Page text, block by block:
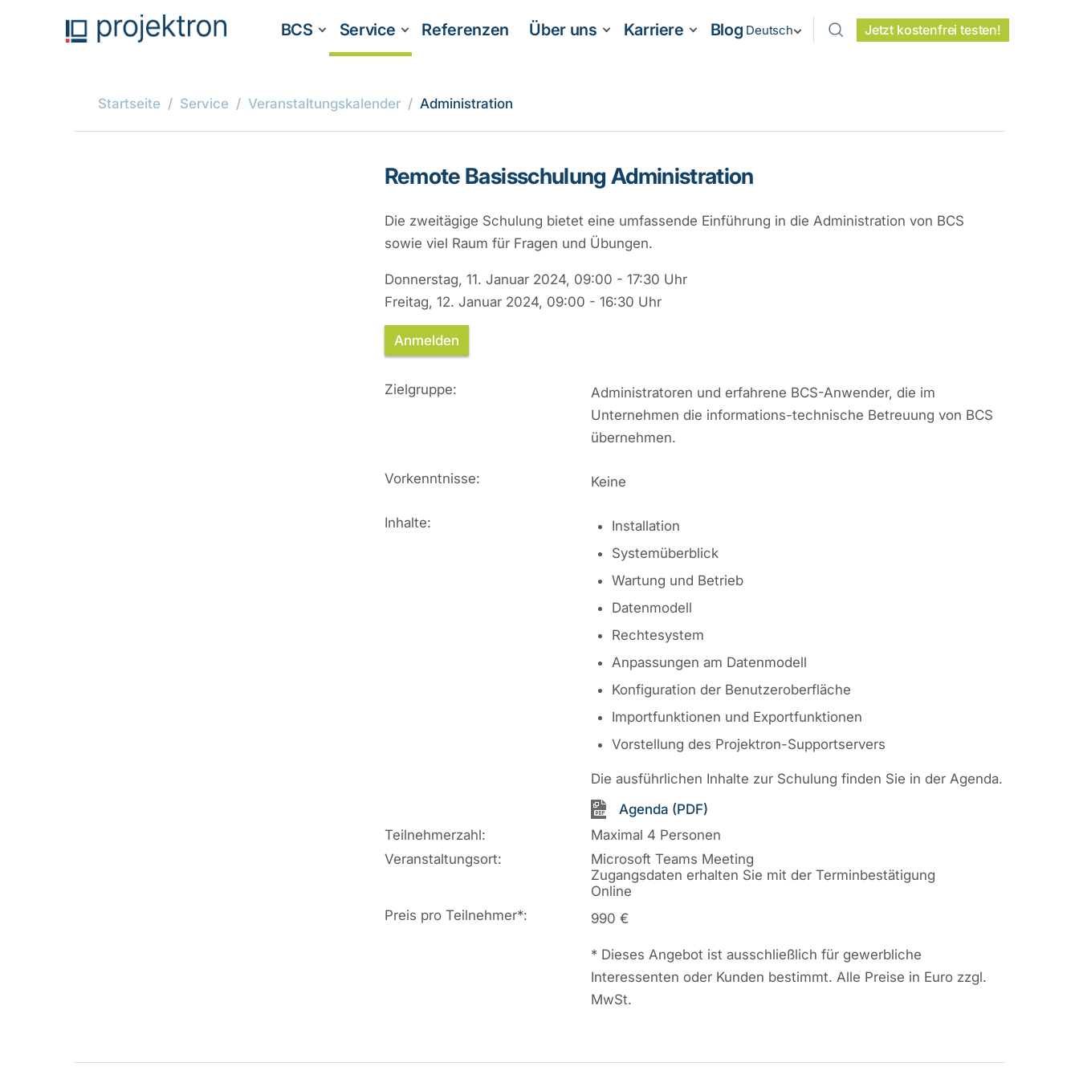
Deutsch Jetzt kostenfrei testen!
BCS Service Referenzen Über uns Karriere Blog
Startseite Service Veranstaltungskalender Administration
Remote Basisschulung Administration
Die zweitägige Schulung bietet eine umfassende Einführung in die Administration von BCS
sowie viel Raum für Fragen und Übungen.
Donnerstag, 11. Januar 2024, 09:00 - 17:30 Uhr
Freitag, 12. Januar 2024, 09:00 - 16:30 Uhr
Anmelden
Zielgruppe:
Administratoren und erfahrene BCS-Anwender, die im
Unternehmen die informations-technische Betreuung von BCS
übernehmen.
Vorkenntnisse: Keine
Inhalte:
Installation
Systemüberblick
Wartung und Betrieb
Datenmodell
Rechtesystem
Anpassungen am Datenmodell
Konfiguration der Benutzeroberfläche
Importfunktionen und Exportfunktionen
Vorstellung des Projektron-Supportservers
Die ausführlichen Inhalte zur Schulung finden Sie in der Agenda.
Agenda (PDF)
Teilnehmerzahl:
Maximal 4 Personen
Veranstaltungsort:
Microsoft Teams Meeting
Zugangsdaten erhalten Sie mit der Terminbestätigung
Online
Preis pro Teilnehmer*: 990 €
* Dieses Angebot ist ausschließlich für gewerbliche
Interessenten oder Kunden bestimmt. Alle Preise in Euro zzgl.
MwSt.